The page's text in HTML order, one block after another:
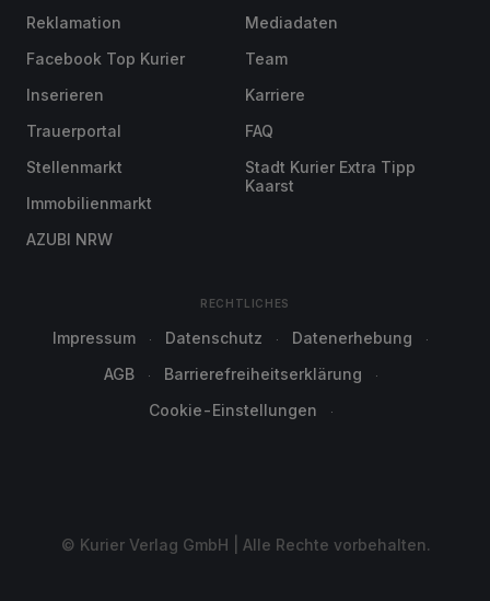
Reklamation
Facebook Top Kurier
Inserieren
Trauerportal
Stellenmarkt
Immobilienmarkt
AZUBI NRW
Mediadaten
Team
Karriere
FAQ
Stadt Kurier Extra Tipp
Kaarst
RECHTLICHES
Impressum Datenschutz
Datenerhebung
AGB
Barrierefreiheitserklärung
Cookie-Einstellungen
© Kurier Verlag GmbH | Alle Rechte vorbehalten.